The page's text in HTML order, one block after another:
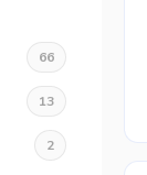
66
13
2